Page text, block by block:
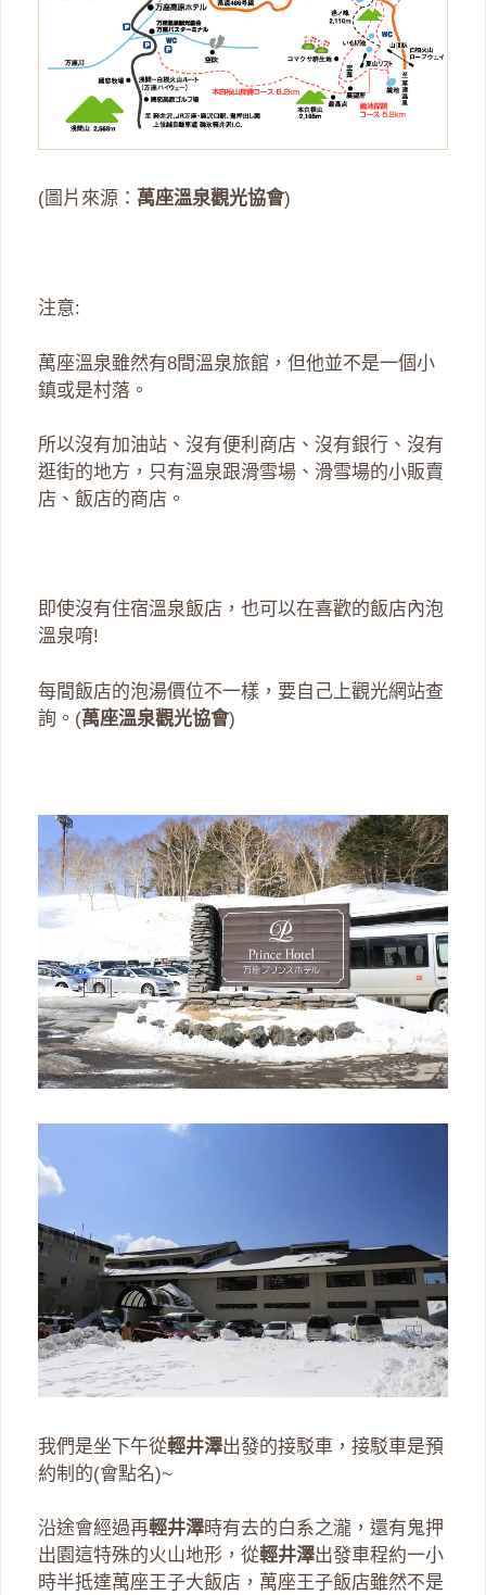
(圖片來源： 萬座溫泉觀光協會)
注意:
萬座溫泉雖然有8間溫泉旅館，但他並不是一個小
鎮或是村落。
所以沒有加油站、沒有便利商店、沒有銀行、沒有
逛街的地方，只有溫泉跟滑雪場、滑雪場的小販賣
店、飯店的商店。
即使沒有住宿溫泉飯店，也可以在喜歡的飯店內泡
溫泉唷!
每間飯店的泡湯價位不一樣，要自己上觀光網站查
詢。(萬座溫泉觀光協會)
我們是坐下午從輕井澤出發的接駁車，接駁車是預
約制的(會點名)~
沿途會經過再輕井澤時有去的白系之瀧，還有鬼押
出園這特殊的火山地形，從輕井澤出發車程約一小
時半抵達萬座王子大飯店，萬座王子飯店雖然不是